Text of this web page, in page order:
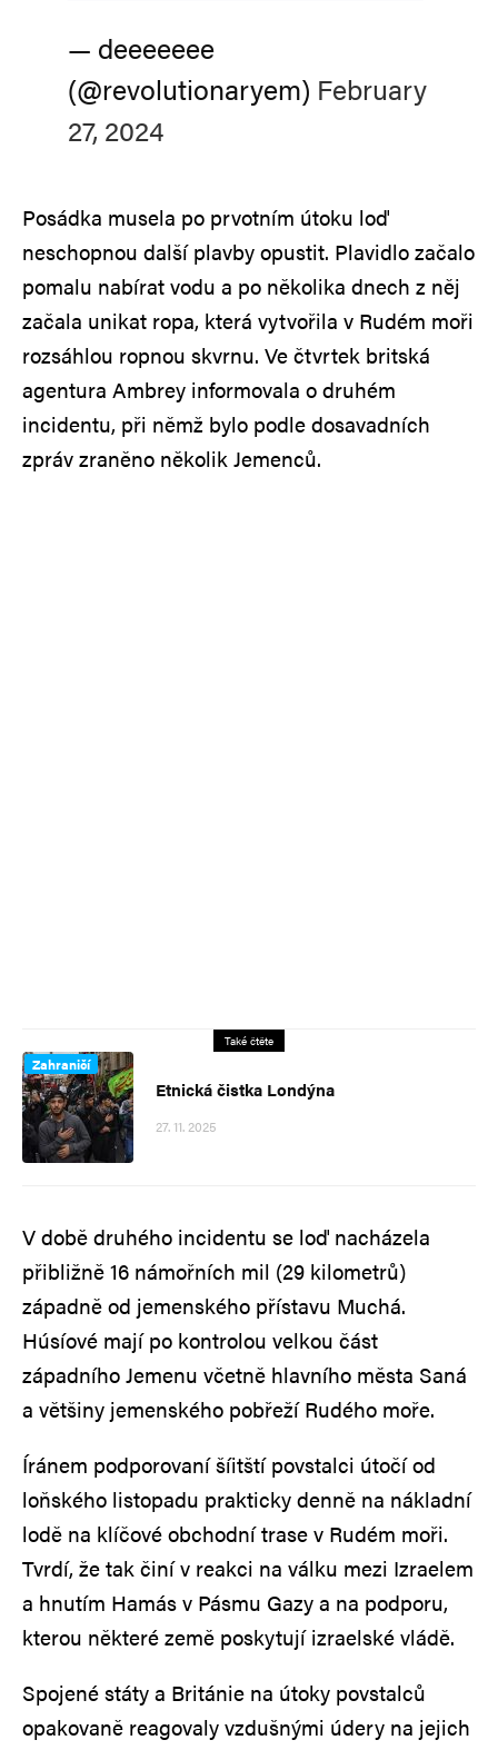
— deeeeeee
(@revolutionaryem) February
27, 2024
Posádka musela po prvotním útoku loď
neschopnou další plavby opustit. Plavidlo začalo
pomalu nabírat vodu a po několika dnech z něj
začala unikat ropa, která vytvořila v Rudém moři
rozsáhlou ropnou skvrnu. Ve čtvrtek britská
agentura Ambrey informovala o druhém
incidentu, při němž bylo podle dosavadních
zpráv zraněno několik Jemenců.
Také čtěte
Zahraničí
Etnická čistka Londýna
27. 11. 2025
V době druhého incidentu se loď nacházela
přibližně 16 námořních mil (29 kilometrů)
západně od jemenského přístavu Muchá.
Húsíové mají po kontrolou velkou část
západního Jemenu včetně hlavního města Saná
a většiny jemenského pobřeží Rudého moře.
Íránem podporovaní šíitští povstalci útočí od
loňského listopadu prakticky denně na nákladní
lodě na klíčové obchodní trase v Rudém moři.
Tvrdí, že tak činí v reakci na válku mezi Izraelem
a hnutím Hamás v Pásmu Gazy a na podporu,
kterou některé země poskytují izraelské vládě.
Spojené státy a Británie na útoky povstalců
opakovaně reagovaly vzdušnými údery na jejich